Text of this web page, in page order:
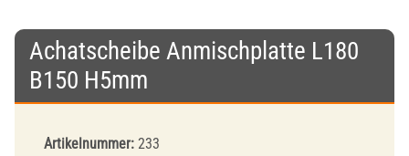
Achatscheibe Anmischplatte L180
B150 H5mm
Artikelnummer: 233